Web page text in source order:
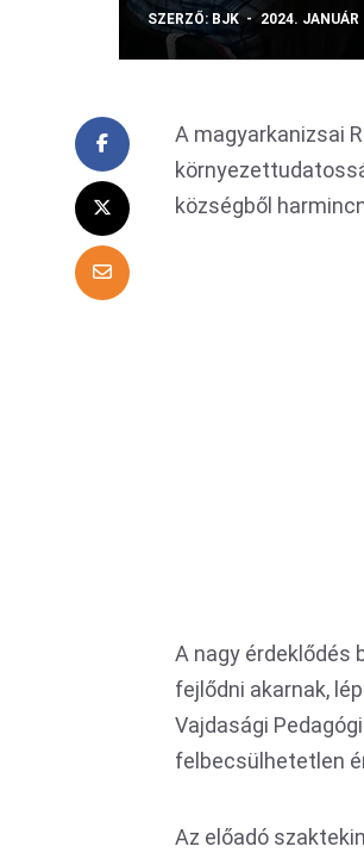
SZERZŐ: BJK 2024. JANUÁR
A magyarkanizsai
községből
A nagy érdeklődés
fejlődni akarnak,
Vajdasági
felbecsülhetetlen
Az előadó